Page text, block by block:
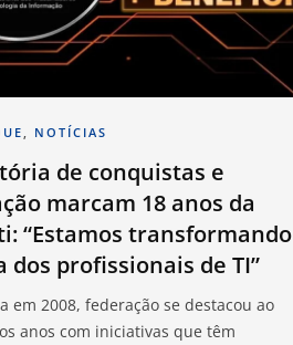
NOTÍCIAS
de conquistas e
marcam 18 anos da
“Estamos transformando
dos profissionais de TI”
em 2008, federação se destacou ao
anos com iniciativas que têm